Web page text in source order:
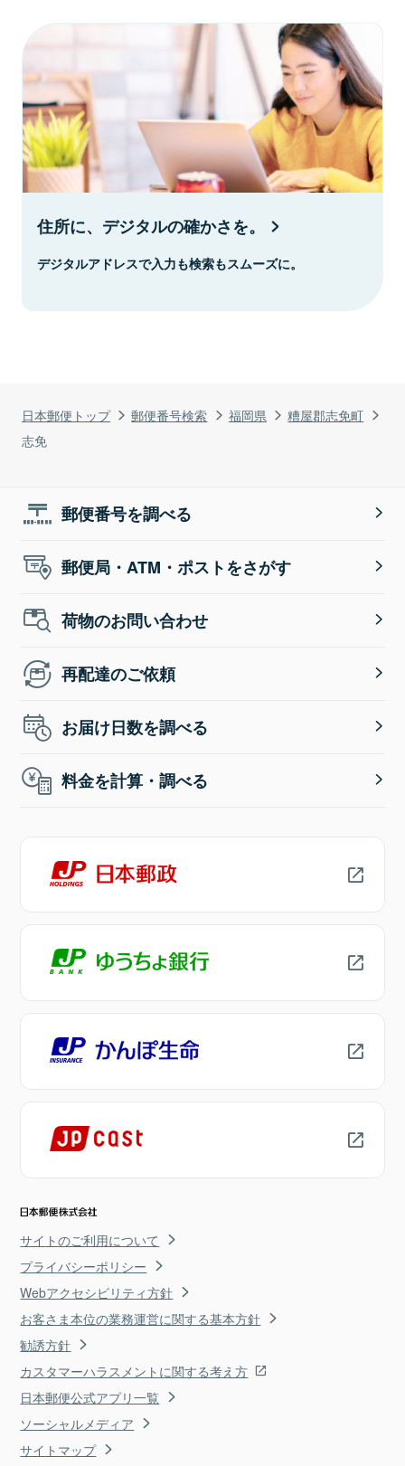
日本郵便トップ 郵便番号検索 福岡県
糟屋郡志免町
志免
住所に、デジタルの確かさを。
デジタルアドレスで入力も検索もスムーズに。
郵便番号を調べる
郵便局・ATM・ポストをさがす
荷物のお問い合わせ
再配達のご依頼
お届け日数を調べる
料金を計算・調べる
サイトのご利用について
プライバシーポリシー
Webアクセシビリティ方針
お客さま本位の業務運営に関する基本方針
勧誘方針
カスタマーハラスメントに関する考え方
日本郵便公式アプリ一覧
ソーシャルメディア
サイトマップ